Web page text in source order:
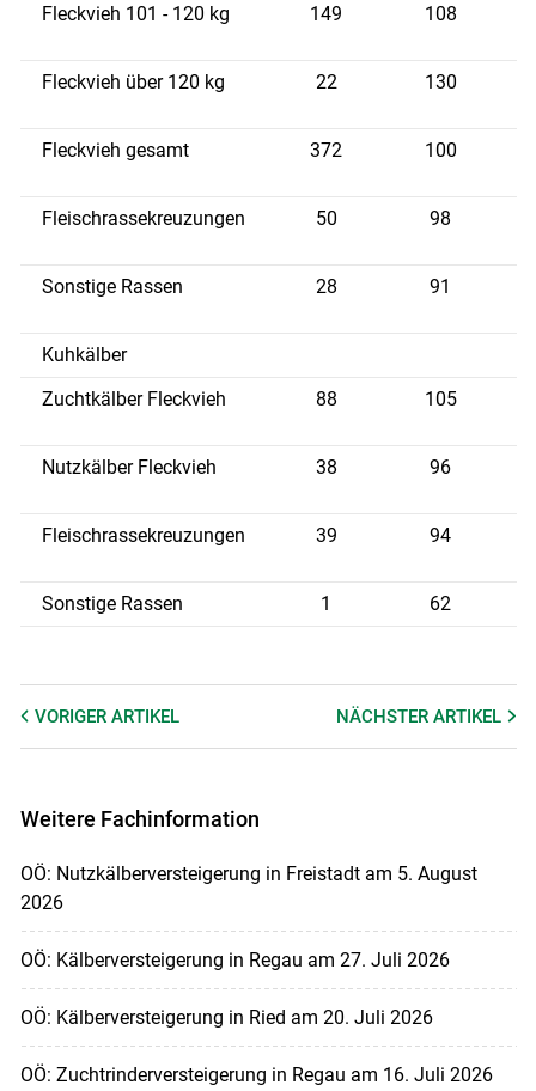
Fleckvieh 101 - 120 kg 149 108
Fleckvieh über 120 kg 22 130
Fleckvieh gesamt 372 100
Fleischrassekreuzungen 50 98
Sonstige Rassen 28 91
Kuhkälber
Zuchtkälber Fleckvieh
88 105
Nutzkälber Fleckvieh 38 96
Fleischrassekreuzungen 39 94
Sonstige Rassen 1 62
VORIGER ARTIKEL NÄCHSTERARTIKEL
Weitere Fachinformation
OÖ: Nutzkälberversteigerung in Freistadt am 5. August
2026
OÖ: Kälberversteigerung in Regau am 27. Juli 2026
OÖ: Kälberversteigerung in Ried am 20. Juli 2026
OÖ: Zuchtrinderversteigerung in Regau am 16. Juli 2026